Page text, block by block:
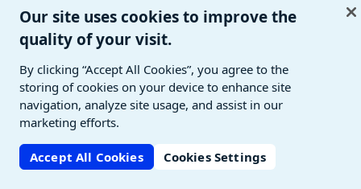
développement d’une intelligence collective, l’Unil affirme que la
connaissance n'est jamais figée et qu’elle profite au bien commun.
Ce que nous tenons pour sûr et acquis doit être constamment remis
en question par une recherche en perpétuel mouvement pour
appréhender des réalités dont la complexité est croissante.
Our site uses cookies to improve the
quality of your visit.
By clicking “Accept All Cookies”, you agree to the
storing of cookies on your device to enhance site
navigation, analyze site usage, and assist in our
marketing efforts.
Cookies Settings
Accept All Cookies